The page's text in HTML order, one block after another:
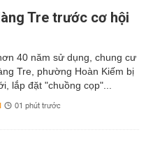
Tre trước cơ hội
40 năm sử dụng, chung cư
Tre, phường Hoàn Kiếm bị
lắp đặt "chuồng cọp"...
01 phút trước